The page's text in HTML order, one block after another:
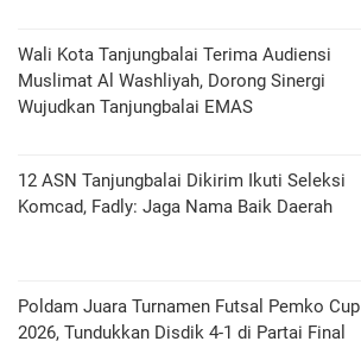
Wali Kota Tanjungbalai Terima Audiensi
Muslimat Al Washliyah, Dorong Sinergi
Wujudkan Tanjungbalai EMAS
12 ASN Tanjungbalai Dikirim Ikuti Seleksi
Komcad, Fadly: Jaga Nama Baik Daerah
Poldam Juara Turnamen Futsal Pemko Cup
2026, Tundukkan Disdik 4-1 di Partai Final